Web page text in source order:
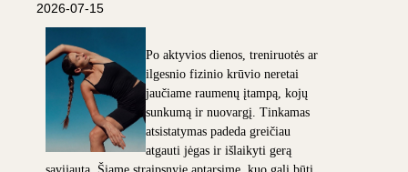
2026-07-15
Po aktyvios dienos, treniruotės ar
ilgesnio fizinio krūvio neretai
jaučiame raumenų įtampą, kojų
sunkumą ir nuovargį. Tinkamas
atsistatymas padeda greičiau
atgauti jėgas ir išlaikyti gerą